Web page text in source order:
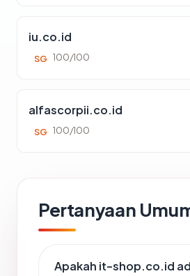
iu.co.id
SG 100/100
alfascorpii.co.id
SG 100/100
Pertanyaan
Apakah it-shop.co.id